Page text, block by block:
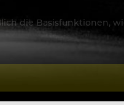
die Basisfunktionen,